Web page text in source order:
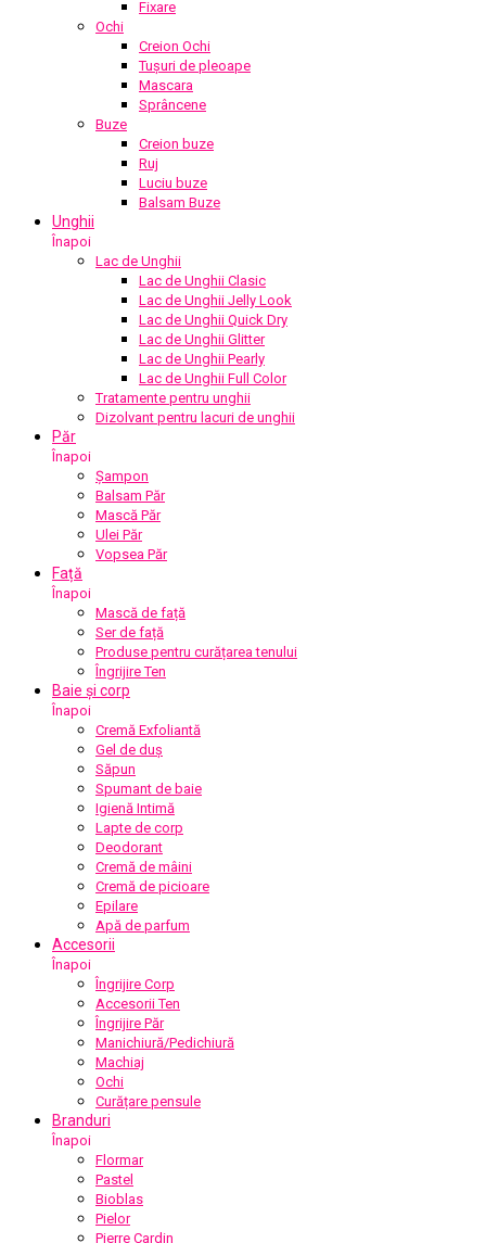
Fixare
Ochi
Creion Ochi
Tușuri de pleoape
Mascara
Sprâncene
Buze
Creion buze
Ruj
Luciu buze
Balsam Buze
Unghii
Înapoi
Lac de Unghii
Lac de Unghii Clasic
Lac de Unghii Jelly Look
Lac de Unghii Quick Dry
Lac de Unghii Glitter
Lac de Unghii Pearly
Lac de Unghii Full Color
Tratamente pentru unghii
Dizolvant pentru lacuri de unghii
Păr
Înapoi
Șampon
Balsam Păr
Mască Păr
Ulei Păr
Vopsea Păr
Față
Înapoi
Mască de față
Ser de față
Produse pentru curățarea tenului
Îngrijire Ten
Baie și corp
Înapoi
Cremă Exfoliantă
Gel de duș
Săpun
Spumant de baie
Igienă Intimă
Lapte de corp
Deodorant
Cremă de mâini
Cremă de picioare
Epilare
Apă de parfum
Accesorii
Înapoi
Îngrijire Corp
Accesorii Ten
Îngrijire Păr
Manichiură/Pedichiură
Machiaj
Ochi
Curățare pensule
Branduri
Înapoi
Flormar
Pastel
Bioblas
Pielor
Pierre Cardin